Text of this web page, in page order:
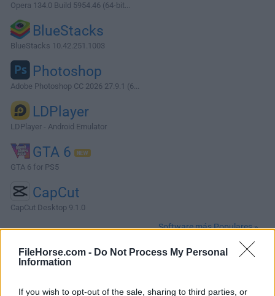
FileHorse.com - Do Not Process My Personal
Information
If you wish to opt-out of the sale, sharing to third parties, or
Opera 134.0 Build 5954.46 (64-bit...
BlueStacks
BlueStacks 10.42.251.1003
Photoshop
Adobe Photoshop CC 2026 27.9.1 (6...
LDPlayer
LDPlayer - Android Emulator
GTA 6
GTA 6 for PS5
CapCut
CapCut Desktop 9.1.0
Software más Populares »
Acerca de PRAGMATA
PRAGMATA es un juego de acción y aventura de ciencia